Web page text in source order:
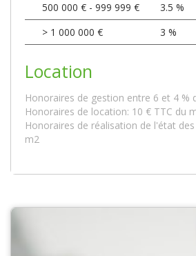
500 000 € - 999 999 €
3.5 %
> 1 000 000 € 3 %
Location
Honoraires de gestion entre 6 et 4 %
Honoraires de location: 10 € TTC du
Honoraires de réalisation de l'état
m2